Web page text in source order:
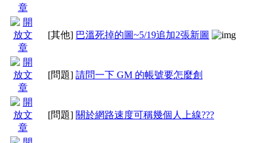
4. 內容都有奇怪的連結
只要一點就會中毒，一
[其他] 巴溫死掉的圖~5/19追加2張新圖
[問題] 請問一下 GM 的帳號要怎麼創
[問題] 關於網路速度可稱幾個人上線???